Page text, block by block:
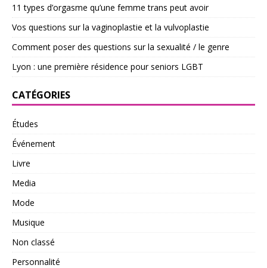
11 types d’orgasme qu’une femme trans peut avoir
Vos questions sur la vaginoplastie et la vulvoplastie
Comment poser des questions sur la sexualité / le genre
Lyon : une première résidence pour seniors LGBT
CATÉGORIES
Études
Événement
Livre
Media
Mode
Musique
Non classé
Personnalité